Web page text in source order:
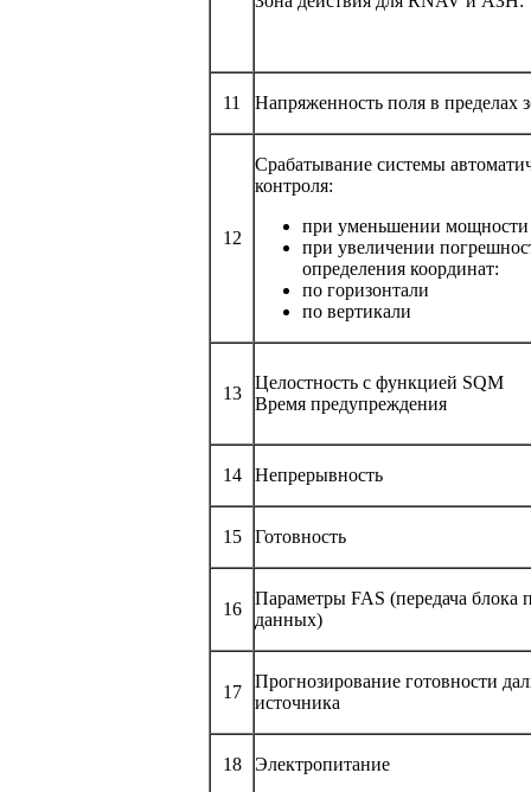
11 Напряженность поля в пределах
12
Срабатывание системы
контроля:
при уменьшении мощности
при увеличении
определения координат:
по горизонтали
по вертикали
13
Целостность с функцией SQM
Время предупреждения
14 Непрерывность
15 Готовность
16
Параметры FAS (передача блока
данных)
17
Прогнозирование готовности
источника
18 Электропитание